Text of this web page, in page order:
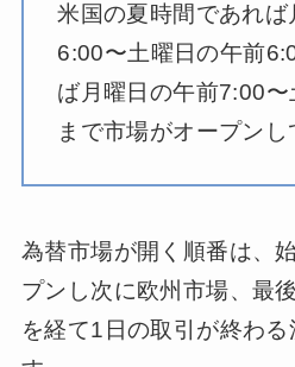
米国の夏時間であれば
6:00〜土曜日の午前
ば月曜日の午前7:00
まで市場がオープンし
為替市場が開く順番は、
プンし次に欧州市場、最
を経て1日の取引が終わ